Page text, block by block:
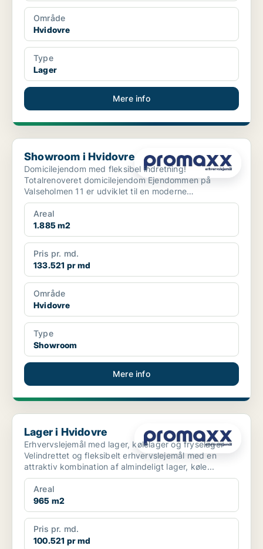
Område
Hvidovre
Type
Lager
Mere info
Showroom i Hvidovre
Showroom i Hvidovre
Domicilejendom med fleksibel indretning!
Totalrenoveret domicilejendom Ejendommen på
Valseholmen 11 er udviklet til en moderne
domicilejendom med ...
Areal
1.885 m2
Pris pr. md.
133.521 pr md
Område
Hvidovre
Type
Showroom
Mere info
Lager i Hvidovre
Lager i Hvidovre
Erhvervslejemål med lager, kølelager og fryselager
Velindrettet og fleksibelt erhvervslejemål med en
attraktiv kombination af almindeligt lager, køle...
Areal
965 m2
Pris pr. md.
100.521 pr md